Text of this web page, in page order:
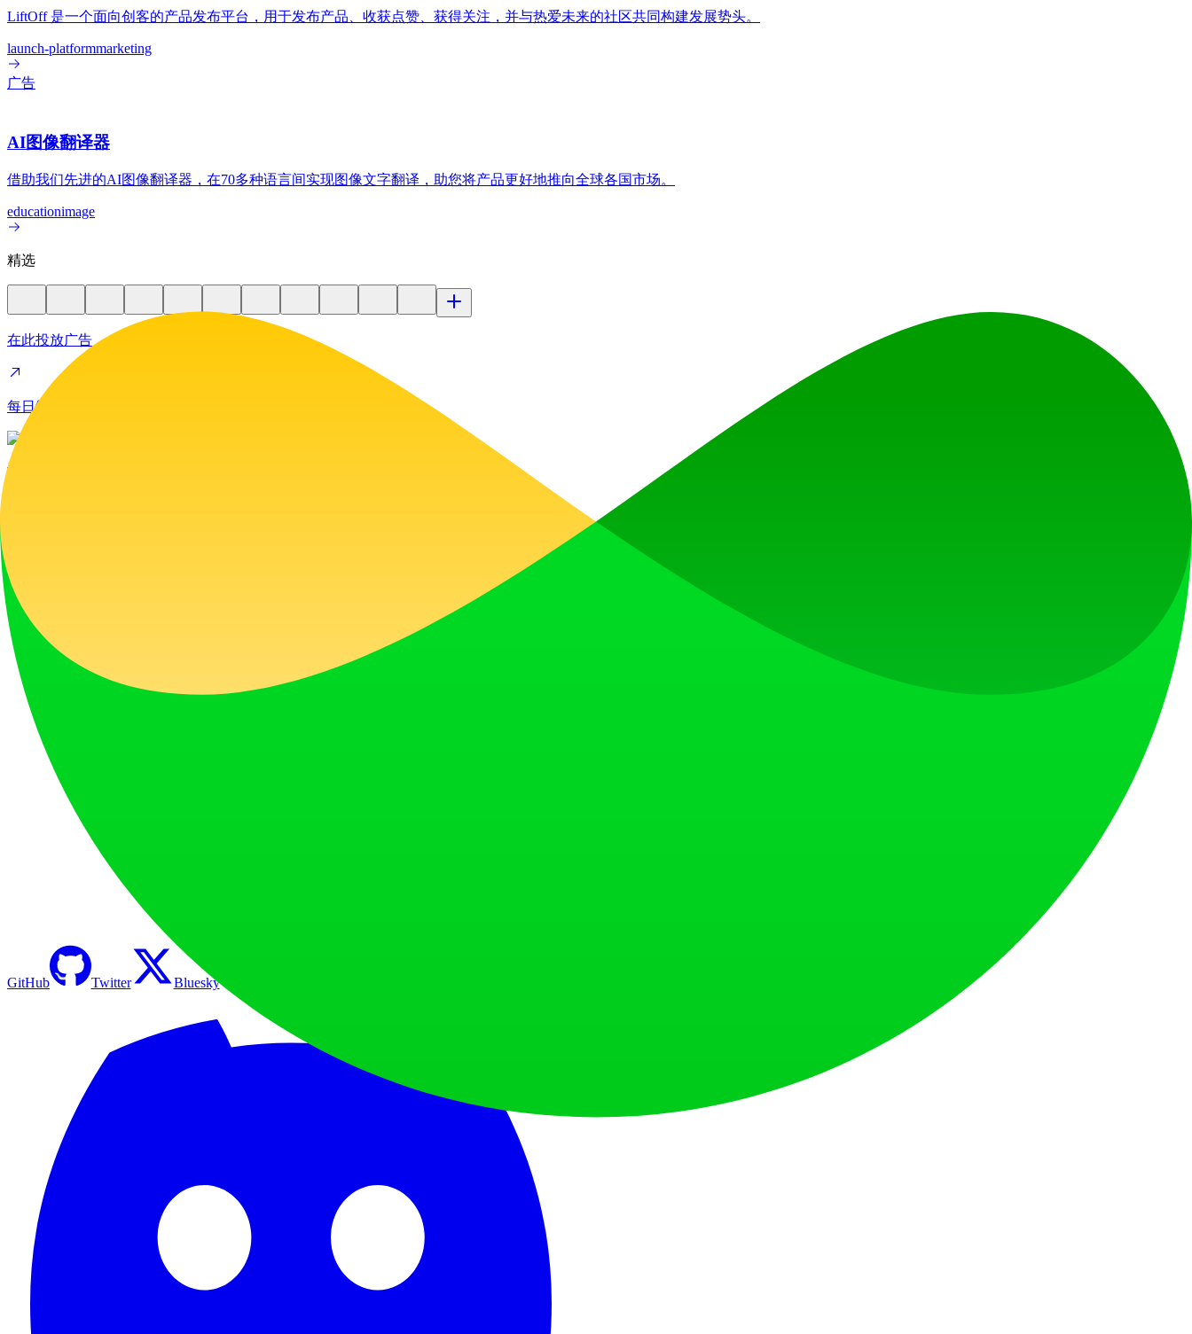
LiftOff 是一个面向创客的产品发布平台，用于发布产品、收获点赞、获得关注，并与热爱未来的社区共同构建发展势头。
launch-platformmarketing
广告
AI图像翻译器
借助我们先进的AI图像翻译器，在70多种语言间实现图像文字翻译，助您将产品更好地推向全球各国市场。
educationimage
精选
在此投放广告
每日触达数千访客。立即获取您的位置！
订阅我们的新闻简报获取最新AI工具
GitHub Twitter Bluesky